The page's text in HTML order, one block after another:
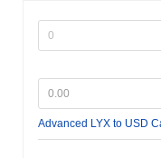
Advanced LYX to USD
LUKSOの今後は
公式のアップデート
してメインネットの
ードは、プラットフ
を向上させ、分散型
ステムを可能にする
はさまざまなパート